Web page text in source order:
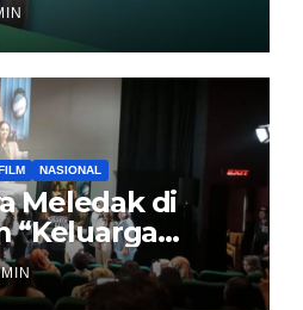
NASIONAL
Meledak di
“Keluarga
Hama” Sindir
Pakai Komedi